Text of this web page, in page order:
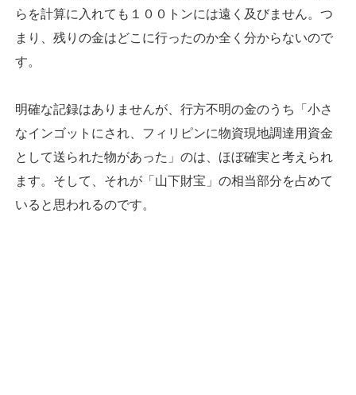
らを計算に入れても１００トンには遠く及びません。つ
まり、残りの金はどこに行ったのか全く分からないので
す。
明確な記録はありませんが、行方不明の金のうち「小さ
なインゴットにされ、フィリピンに物資現地調達用資金
として送られた物があった」のは、ほぼ確実と考えられ
ます。そして、それが「山下財宝」の相当部分を占めて
いると思われるのです。